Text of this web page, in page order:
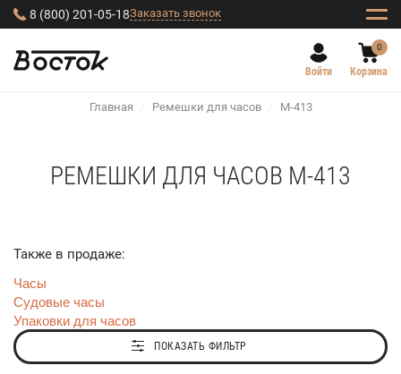
8 (800) 201-05-18Заказать звонок
Войти
0
Корзина
Главная / Ремешки для часов / M-413
РЕМЕШКИ ДЛЯ ЧАСОВ M-413
Также в продаже:
Часы
Судовые часы
Упаковки для часов
ПОКАЗАТЬ ФИЛЬТР